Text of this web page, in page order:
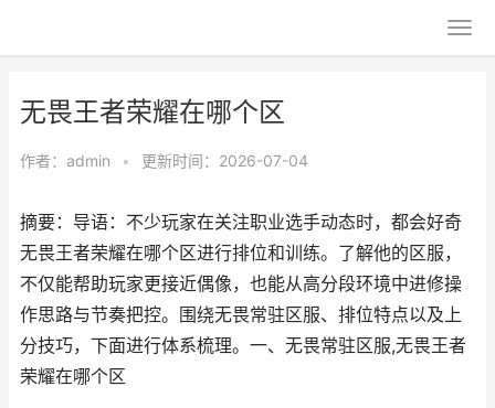
无畏王者荣耀在哪个区
作者： admin • 更新时间：2026-07-04
摘要：导语：不少玩家在关注职业选手动态时，都会好奇
无畏王者荣耀在哪个区进行排位和训练。了解他的区服，
不仅能帮助玩家更接近偶像，也能从高分段环境中进修操
作思路与节奏把控。围绕无畏常驻区服、排位特点以及上
分技巧，下面进行体系梳理。一、无畏常驻区服,无畏王者
荣耀在哪个区